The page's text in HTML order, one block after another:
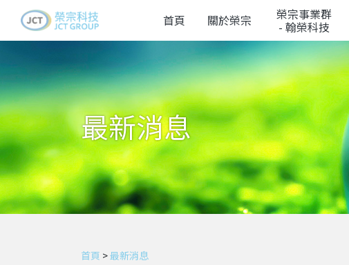
首頁 關於榮宗 榮宗事業群
- 翰榮科技
最新消息
首頁 >最新消息